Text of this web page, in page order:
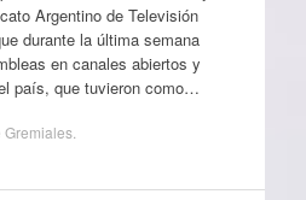
Argentino de Televisión
durante la última semana
en canales abiertos y
país, que tuvieron como…
Gremiales.